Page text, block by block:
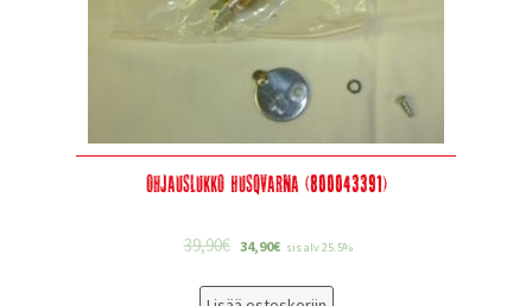
Ohjauslukko Husqvarna (800043391)
39,90€ 34,90€ sis alv 25.5%